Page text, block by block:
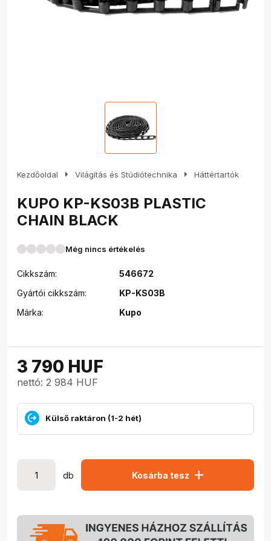
Kezdőoldal arrow_right Világítás és Stúdiótechnika arrow_right Háttértartók
KUPO KP-KS03B PLASTIC
CHAIN BLACK
Még nincs értékelés
Cikkszám:
546672
Gyártói cikkszám:
KP-KS03B
Márka:
Kupo
3 790 HUF
nettó: 2 984 HUF
Külső raktáron (1-2 hét)
db Kosárba tesz add